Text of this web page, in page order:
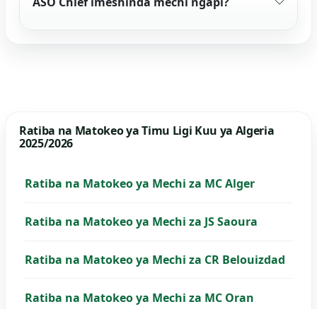
Ratiba na Matokeo ya Timu Ligi Kuu ya Algeria
2025/2026
Ratiba na Matokeo ya Mechi za MC Alger
Ratiba na Matokeo ya Mechi za JS Saoura
Ratiba na Matokeo ya Mechi za CR Belouizdad
Ratiba na Matokeo ya Mechi za MC Oran